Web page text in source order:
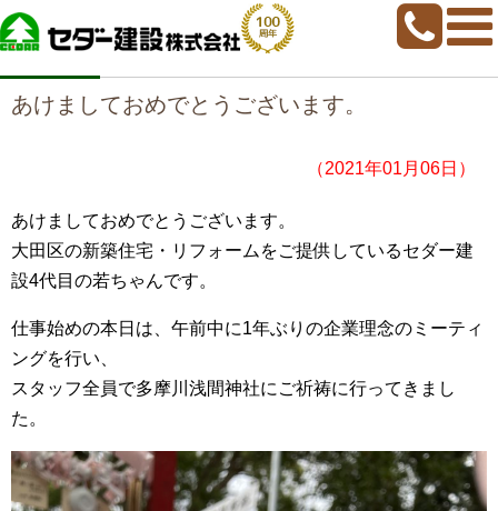
home >若ちゃんブログ> あけましておめでとうございます。
あけましておめでとうございます。
（2021年01月06日）
あけましておめでとうございます。
大田区の新築住宅・リフォームをご提供しているセダー建
設4代目の若ちゃんです。
仕事始めの本日は、午前中に1年ぶりの企業理念のミーティ
ングを行い、
スタッフ全員で多摩川浅間神社にご祈祷に行ってきまし
た。